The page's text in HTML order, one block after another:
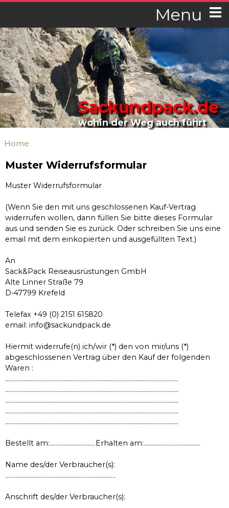
Menu
Sackundpack.de
wohin der Weg auch führt
Home
Muster Widerrufsformular
Muster Widerrufsformular
(Wenn Sie den mit uns geschlossenen Kauf-Vertrag
widerrufen wollen, dann füllen Sie bitte dieses Formular
aus und senden Sie es zurück. Oder schreiben Sie uns eine
email mit dem einkopierten und ausgefüllten Text.)
An
Sack&Pack Reiseausrüstungen GmbH
Alte Linner Straße 79
D-47799 Krefeld
Telefax +49 (0) 2151 615820
email: info@sackundpack.de
Hiermit widerrufe(n) ich/wir (*) den von mir/uns (*)
abgeschlossenen Vertrag über den Kauf der folgenden
Waren :
…………………………………………………………………………………………………..
…………………………………………………………………………………………………..
…………………………………………………………………………………………………..
…………………………………………………………………………………………………..
…………………………………………………………………………………………………..
Bestellt am:…………………………Erhalten am:……………………………….
Name des/der Verbraucher(s):
………………………………………………………………
Anschrift des/der Verbraucher(s):